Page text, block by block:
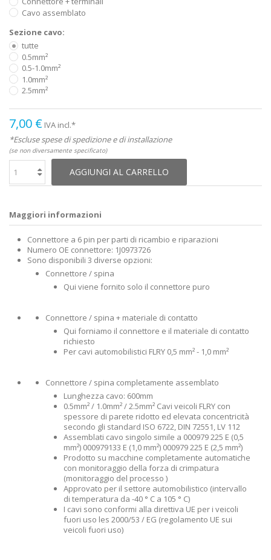
Cavo assemblato
Sezione cavo:
tutte
0.5mm²
0.5-1.0mm²
1.0mm²
2.5mm²
7,00 € IVA incl.*
*Escluse spese di spedizione e di installazione
(se non diversamente specificato)
AGGIUNGI AL CARRELLO
Maggiori informazioni
Connettore a 6 pin per parti di ricambio e riparazioni
Numero OE connettore: 1J0973726
Sono disponibili 3 diverse opzioni:
Connettore / spina
Qui viene fornito solo il connettore puro
Connettore / spina + materiale di contatto
Qui forniamo il connettore e il materiale di contatto
richiesto
Per cavi automobilistici FLRY 0,5 mm² - 1,0 mm²
Connettore / spina completamente assemblato
Lunghezza cavo: 600mm
0.5mm² / 1.0mm² / 2.5mm² Cavi veicoli FLRY con
spessore di parete ridotto ed elevata concentricità
secondo gli standard ISO 6722, DIN 72551, LV 112
Assemblati cavo singolo simile a 000979 225 E (0,5
mm²) 000979133 E (1,0 mm²) 000979 225 E (2,5 mm²)
Prodotto su macchine completamente automatiche
con monitoraggio della forza di crimpatura
(monitoraggio del processo )
Approvato per il settore automobilistico (intervallo
di temperatura da -40 ° C a 105 ° C)
I cavi sono conformi alla direttiva UE per i veicoli
fuori uso les 2000/53 / EG (regolamento UE sui
veicoli fuori uso)